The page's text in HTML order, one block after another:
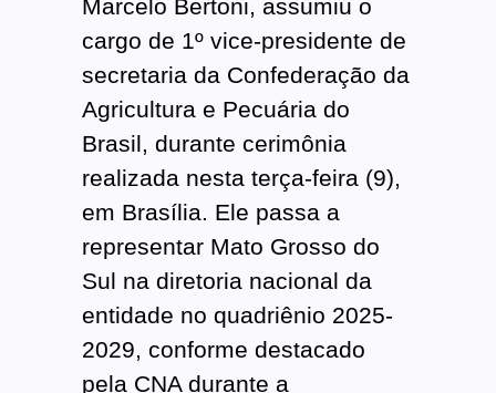
Marcelo Bertoni, assumiu o
cargo de 1º vice-presidente de
secretaria da Confederação da
Agricultura e Pecuária do
Brasil, durante cerimônia
realizada nesta terça-feira (9),
em Brasília. Ele passa a
representar Mato Grosso do
Sul na diretoria nacional da
entidade no quadriênio 2025-
2029, conforme destacado
pela CNA durante a